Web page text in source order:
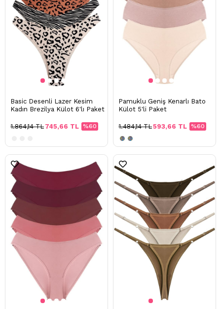
Basic Desenli Lazer Kesim
Kadın Brezilya Külot 6'lı Paket
%60
745,66 TL
1.864,14 TL
Pamuklu Geniş Kenarlı Bato
Külot 5'li Paket
%60
593,66 TL
1.484,14 TL